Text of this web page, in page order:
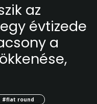
az
évtizede
a
#flat round